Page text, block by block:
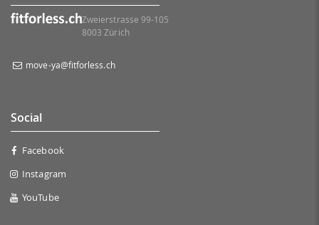
Zweierstrasse 99-105
8003 Zürich
move-ya@fitforless.ch
Social
Facebook
Instagram
YouTube